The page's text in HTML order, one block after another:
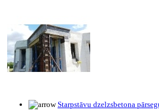
Starpstāvu dzelzsbetona